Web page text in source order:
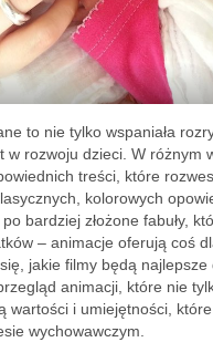
to nie tylko wspaniała
w rozwoju dzieci. W różnym
treści, które
kolorowych
po bardziej złożone fabuły,
– animacje oferują coś
jakie filmy będą najlepsze
animacji, które nie
wartości i umiejętności,
wychowawczym.